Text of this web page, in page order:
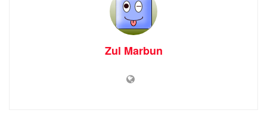
Zul Marbun